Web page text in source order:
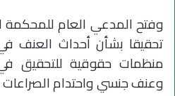
وفتح المدعي العام للمحكمة
تحقيقا بشأن أحداث العنف
منظمات حقوقية للتحقيق
وعنف جنسي واحتدام الصراعات